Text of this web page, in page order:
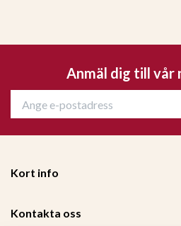
Anmäl dig till vår
Kort info
Kontakta oss